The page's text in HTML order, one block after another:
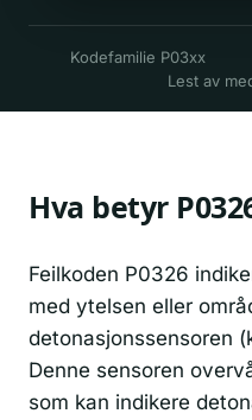
Kodefamilie P03xx
Lest av
Hva betyr
Feilkoden P0326
med ytelsen eller
detonasjonssensoren
Denne sensoren
som kan indikere